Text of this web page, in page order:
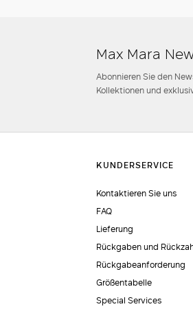
Max Mara
Abonnieren Sie den
Kollektionen und
Kontaktieren Sie uns
FAQ
Lieferung
Rückgaben und
Rückgabeanforderung
Größentabelle
Special Services